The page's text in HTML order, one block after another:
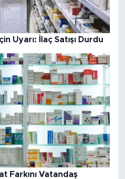
Uyarı: İlaç Satışı Durdu
Farkını Vatandaş